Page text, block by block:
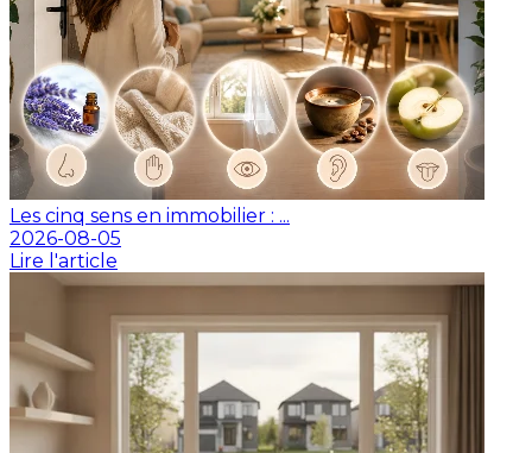
Les cinq sens en immobilier : ...
2026-08-05
Lire l'article